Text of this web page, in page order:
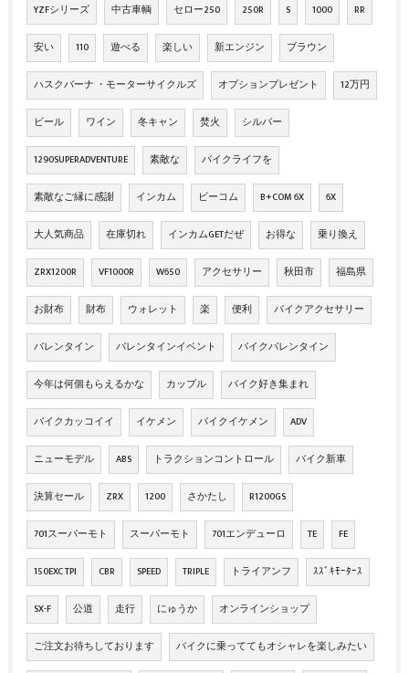
YZFシリーズ 中古車輌 セロー250 250R S 1000 RR
安い 110 遊べる 楽しい 新エンジン ブラウン
ハスクバーナ ・モーターサイクルズ オプションプレゼント 12万円
ビール ワイン 冬キャン 焚火 シルバー
1290SUPERADVENTURE 素敵な バイクライフを
素敵なご縁に感謝 インカム ビーコム B+COM 6X 6X
大人気商品 在庫切れ インカムGETだぜ お得な 乗り換え
ZRX1200R VF1000R W650 アクセサリー 秋田市 福島県
お財布 財布 ウォレット 楽 便利 バイクアクセサリー
バレンタイン バレンタインイベント バイクバレンタイン
今年は何個もらえるかな カップル バイク好き集まれ
バイクカッコイイ イケメン バイクイケメン ADV
ニューモデル ABS トラクションコントロール バイク新車
決算セール ZRX 1200 さかたし R1200GS
701スーパーモト スーパーモト 701エンデューロ TE FE
150EXC TPI CBR SPEED TRIPLE トライアンフ ｽｽﾞｷﾓｰﾀｰｽ
SX-F 公道 走行 にゅうか オンラインショップ
ご注文お待ちしております バイクに乗っててもオシャレを楽しみたい